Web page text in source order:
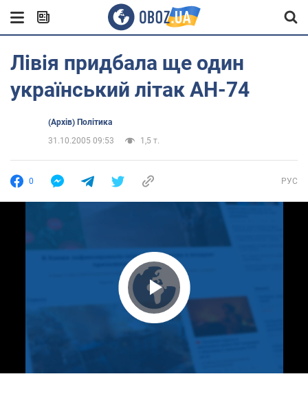
Лівія придбала ще один
український літак АН-74
(Архів) Політика
31.10.2005 09:53
1,5 т.
0 РУС
Play Video